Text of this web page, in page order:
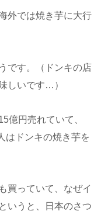
外では焼き芋に大行
です。（ドンキの店
しいです…）
億円売れていて、
はドンキの焼き芋を
買っていて、なぜイ
いうと、日本のさつ